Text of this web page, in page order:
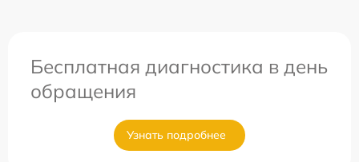
Бесплатная диагностика в день
обращения
Узнать подробнее